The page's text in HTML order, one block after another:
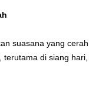
suasana yang
di siang